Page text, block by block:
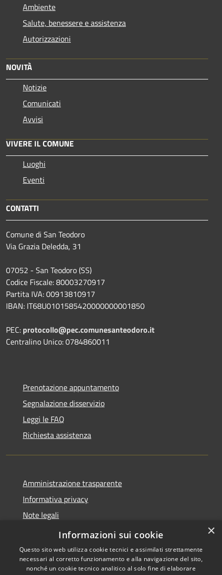
Ambiente
Salute, benessere e assistenza
Autorizzazioni
NOVITÀ
Notizie
Comunicati
Avvisi
VIVERE IL COMUNE
Luoghi
Eventi
CONTATTI
Comune di San Teodoro
Via Grazia Deledda, 31
07052 - San Teodoro (SS)
Codice Fiscale: 80003270917
Partita IVA: 00913810917
IBAN: IT68U0101585420000000001850
PEC: protocollo@pec.comunesanteodoro.it
Centralino Unico: 0784860011
Prenotazione appuntamento
Segnalazione disservizio
Leggi le FAQ
Richiesta assistenza
Amministrazione trasparente
Informativa privacy
Note legali
Dichiarazione di accessibilità
×
Informazioni sui cookie
Questo sito web utilizza cookie tecnici e assimilati strettamente
necessari al corretto funzionamento e alla navigazione del sito,
nonché un cookie tecnico analitico al solo fine di elaborare